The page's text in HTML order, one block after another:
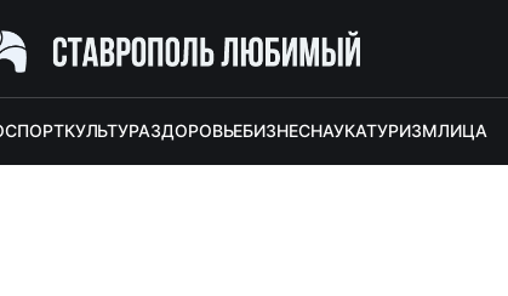
СПОРТКУЛЬТУРАЗДОРОВЬЕБИЗНЕСНАУКАТУРИЗМЛИЦА